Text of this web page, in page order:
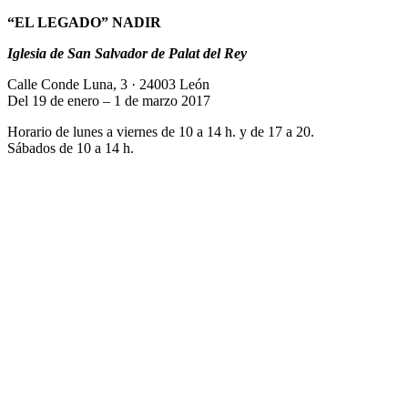
“EL LEGADO” NADIR
Iglesia de San Salvador de Palat del Rey
Calle Conde Luna, 3 · 24003 León
Del 19 de enero – 1 de marzo 2017
Horario de lunes a viernes de 10 a 14 h. y de 17 a 20.
Sábados de 10 a 14 h.